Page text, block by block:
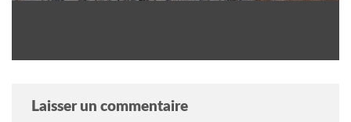
Laisser un commentaire